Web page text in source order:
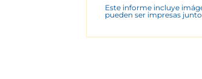
Este informe incluye
pueden ser impresas